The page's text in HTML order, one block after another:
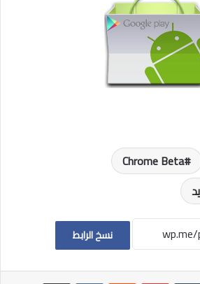
Chrome Beta
نسخ الرابط